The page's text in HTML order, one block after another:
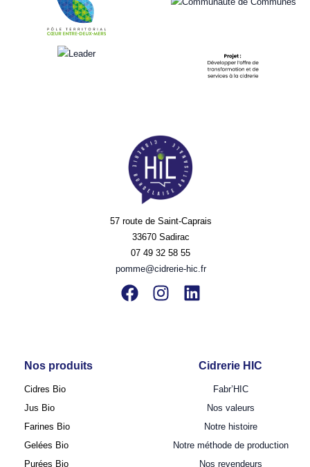
57 route de Saint-Caprais
33670 Sadirac
07 49 32 58 55
pomme@cidrerie-hic.fr
Nos produits
Cidres Bio
Jus Bio
Farines Bio
Gelées Bio
Purées Bio
Cidrerie HIC
Fabr’HIC
Nos valeurs
Notre histoire
Notre méthode de production
Nos revendeurs